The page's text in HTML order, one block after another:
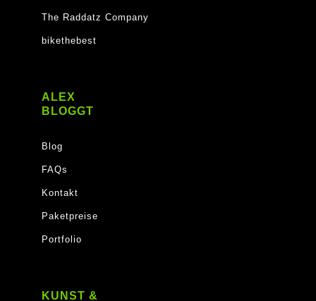
The Raddatz Company
bikethebest
ALEX
BLOGGT
Blog
FAQs
Kontakt
Paketpreise
Portfolio
KUNST &